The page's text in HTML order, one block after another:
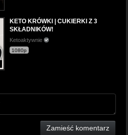
KETO KRÓWKI | CUKIERKI Z 3
SKŁADNIKÓW!
Ketoaktywnie
1080p
Zamieść komentarz